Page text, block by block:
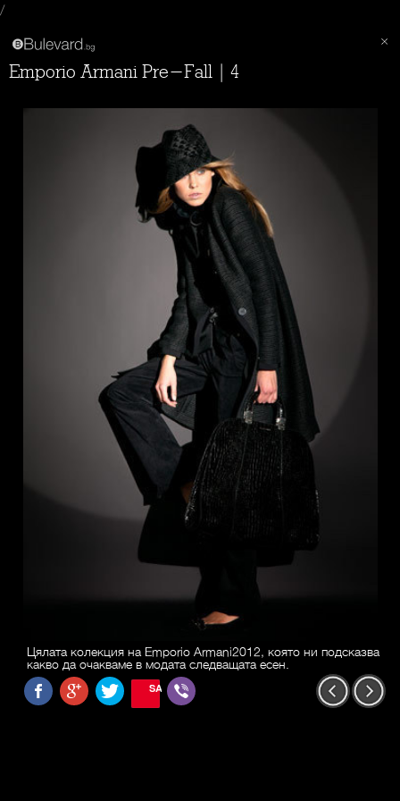
/
Emporio Armani Pre-Fall | 4
Цялата колекция на Emporio Armani2012, която ни подсказва
какво да очакваме в модата следващата есен.
SAVE